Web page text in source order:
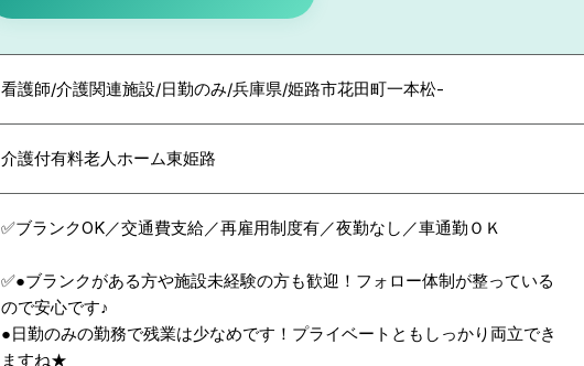
看護師/介護関連施設/日勤のみ/兵庫県/姫路市花田町一本松-
介護付有料老人ホーム東姫路
✅ブランクOK／交通費支給／再雇用制度有／夜勤なし／車通勤ＯＫ
✅●ブランクがある方や施設未経験の方も歓迎！フォロー体制が整っている
ので安心です♪
●日勤のみの勤務で残業は少なめです！プライベートともしっかり両立でき
ますね★